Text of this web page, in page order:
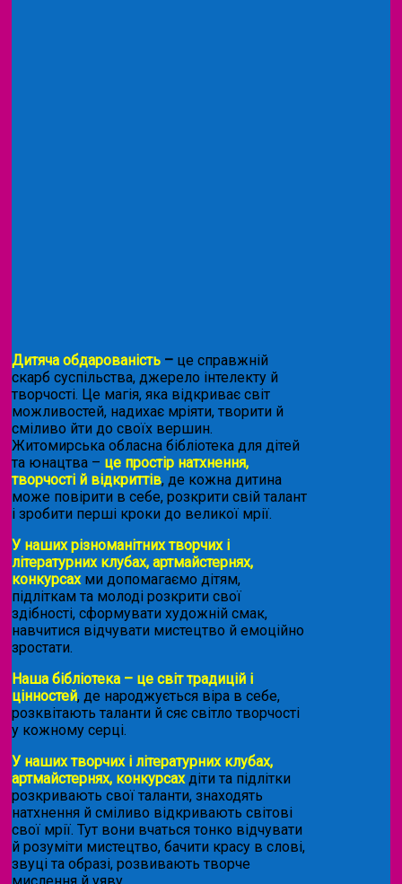
Дитяча обдарованість – це справжній
скарб суспільства, джерело інтелекту й
творчості. Це магія, яка відкриває світ
можливостей, надихає мріяти, творити й
сміливо йти до своїх вершин.
Житомирська обласна бібліотека для дітей
та юнацтва – це простір натхнення,
творчості й відкриттів, де кожна дитина
може повірити в себе, розкрити свій талант
і зробити перші кроки до великої мрії.
У наших різноманітних творчих і
літературних клубах, артмайстернях,
конкурсахми допомагаємо дітям,
підліткам та молоді розкрити свої
здібності, сформувати художній смак,
навчитися відчувати мистецтво й емоційно
зростати.
Наша бібліотека – це світ традицій і
цінностей, де народжується віра в себе,
розквітають таланти й сяє світло творчості
у кожному серці.
У наших творчих і літературних клубах,
артмайстернях, конкурсахдіти та підлітки
розкривають свої таланти, знаходять
натхнення й сміливо відкривають світові
свої мрії. Тут вони вчаться тонко відчувати
й розуміти мистецтво, бачити красу в слові,
звуці та образі, розвивають творче